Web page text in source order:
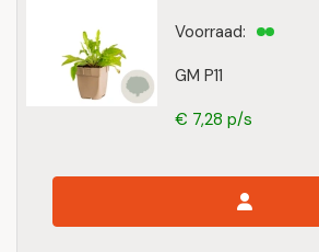
GM P11
Voorraad:
€ 7,28 p/s